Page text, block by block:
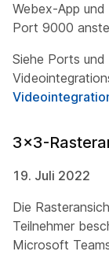
Webex-App
Port 9000
Siehe Ports und
3x3-
19. Juli 2022
Die
Teilnehmer
Microsoft